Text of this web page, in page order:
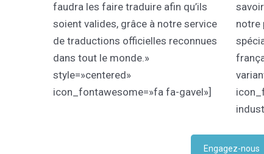
faudra les faire traduire afin qu’ils
soient valides, grâce à notre service
de traductions officielles reconnues
dans tout le monde.»
style=»centered»
icon_fontawesome=»fa fa-gavel»]
notre
Engagez-nous